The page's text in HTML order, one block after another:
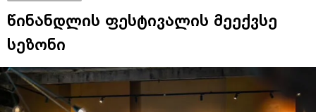
წინანდლის ფესტივალის მეექვსე
სეზონი